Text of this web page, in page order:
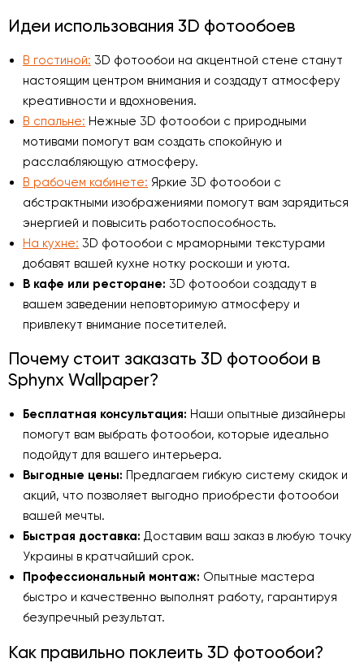
Идеи использования 3D фотообоев
В гостиной: 3D фотообои на акцентной стене станут
настоящим центром внимания и создадут атмосферу
креативности и вдохновения.
В спальне: Нежные 3D фотообои с природными
мотивами помогут вам создать спокойную и
расслабляющую атмосферу.
В рабочем кабинете: Яркие 3D фотообои с
абстрактными изображениями помогут вам зарядиться
энергией и повысить работоспособность.
На кухне: 3D фотообои с мраморными текстурами
добавят вашей кухне нотку роскоши и уюта.
В кафе или ресторане: 3D фотообои создадут в
вашем заведении неповторимую атмосферу и
привлекут внимание посетителей.
Почему стоит заказать 3D фотообои в
Sphynx Wallpaper?
Бесплатная консультация: Наши опытные дизайнеры
помогут вам выбрать фотообои, которые идеально
подойдут для вашего интерьера.
Выгодные цены: Предлагаем гибкую систему скидок и
акций, что позволяет выгодно приобрести фотообои
вашей мечты.
Быстрая доставка: Доставим ваш заказ в любую точку
Украины в кратчайший срок.
Профессиональный монтаж: Опытные мастера
быстро и качественно выполнят работу, гарантируя
безупречный результат.
Как правильно поклеить 3D фотообои?